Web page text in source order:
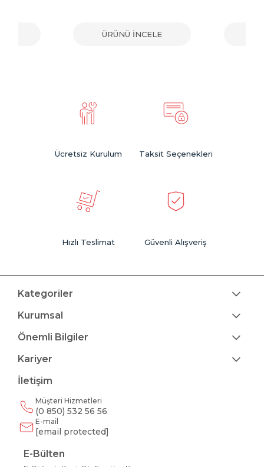
ÜRÜNÜ İNCELE
Ücretsiz Kurulum Taksit Seçenekleri
Hızlı Teslimat Güvenli Alışveriş
Kategoriler
Kurumsal
Önemli Bilgiler
Kariyer
İletişim
Müşteri Hizmetleri
(0 850) 532 56 56
E-mail
[email protected]
E-Bülten